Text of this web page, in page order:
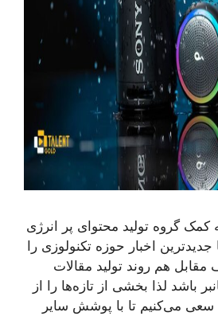
کمک گروه تولید محتوای پر انرژی
اخبار حوزه تکنولوزی را
هم روند تولید مقالات
باشد لذا بخشی از تازه‌ها را از
سعی می‌کنیم تا با پوشش سایر